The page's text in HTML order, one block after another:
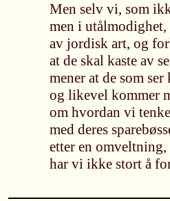
Men selv vi, som
men i
av jordisk art, og
at de skal kaste av
mener at de som
og likevel kommer
om hvordan vi
med deres
etter en omveltning,
har vi ikke stort å